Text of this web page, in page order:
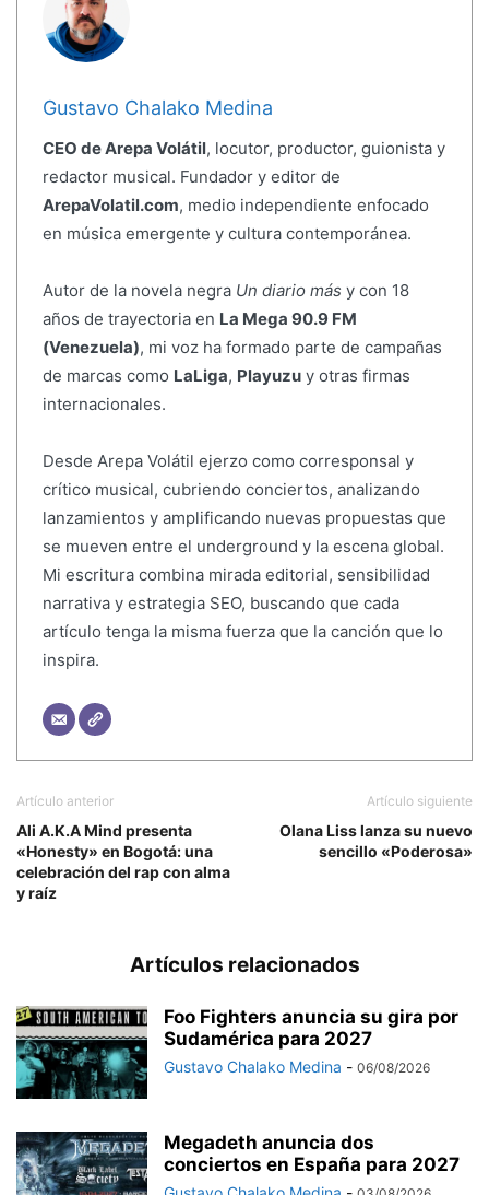
Gustavo Chalako Medina
CEO de Arepa Volátil, locutor, productor, guionista y
redactor musical. Fundador y editor de
ArepaVolatil.com, medio independiente enfocado
en música emergente y cultura contemporánea.
Autor de la novela negra Un diario más y con 18
años de trayectoria en La Mega 90.9 FM
(Venezuela), mi voz ha formado parte de campañas
de marcas como LaLiga, Playuzuy otras firmas
internacionales.
Desde Arepa Volátil ejerzo como corresponsal y
crítico musical, cubriendo conciertos, analizando
lanzamientos y amplificando nuevas propuestas que
se mueven entre el underground y la escena global.
Mi escritura combina mirada editorial, sensibilidad
narrativa y estrategia SEO, buscando que cada
artículo tenga la misma fuerza que la canción que lo
inspira.
Artículo anterior
Ali A.K.A Mind presenta
«Honesty» en Bogotá: una
celebración del rap con alma
y raíz
Artículo siguiente
Olana Liss lanza su nuevo
sencillo «Poderosa»
Artículos relacionados
Foo Fighters anuncia su gira por
Sudamérica para 2027
Gustavo Chalako Medina - 06/08/2026
Megadeth anuncia dos
conciertos en España para 2027